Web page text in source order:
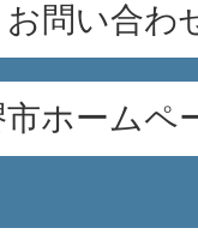
お問い合わ
市ホームペ